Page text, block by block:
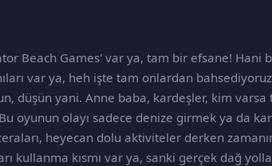
Beach Games' var ya, tam bir efsane! Hani
var ya, heh işte tam onlardan
düşün yani. Anne baba, kardeşler, kim
oyunun olayı sadece denize girmek ya da
heyecan dolu aktiviteler derken
kullanma kısmı var ya, sanki gerçek dağ